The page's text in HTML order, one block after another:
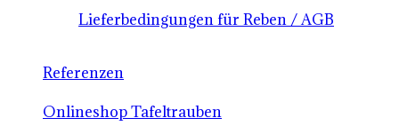
Lieferbedingungen für Reben / AGB
Referenzen
Onlineshop Tafeltrauben